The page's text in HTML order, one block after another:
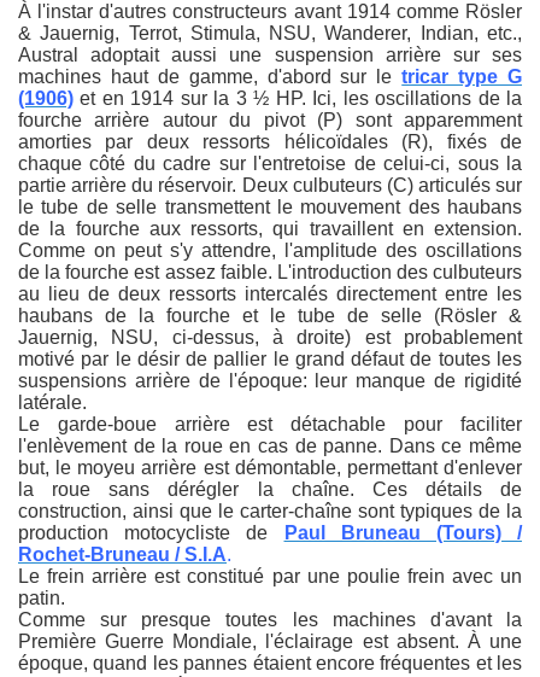
À l'instar d'autres constructeurs avant 1914 comme Rösler
& Jauernig, Terrot, Stimula, NSU, Wanderer, Indian, etc.,
Austral adoptait aussi une suspension arrière sur ses
machines haut de gamme, d'abord sur letricar type G
(1906) et en 1914 sur la 3 ½ HP. Ici, les oscillations de la
fourche arrière autour du pivot (P) sont apparemment
amorties par deux ressorts hélicoïdales (R), fixés de
chaque côté du cadre sur l'entretoise de celui-ci, sous la
partie arrière du réservoir. Deux culbuteurs (C) articulés sur
le tube de selle transmettent le mouvement des haubans
de la fourche aux ressorts, qui travaillent en extension.
Comme on peut s'y attendre, l'amplitude des oscillations
de la fourche est assez faible. L'introduction des culbuteurs
au lieu de deux ressorts intercalés directement entre les
haubans de la fourche et le tube de selle (Rösler &
Jauernig, NSU, ci-dessus, à droite) est probablement
motivé par le désir de pallier le grand défaut de toutes les
suspensions arrière de l'époque: leur manque de rigidité
latérale.
Le garde-boue arrière est détachable pour faciliter
l'enlèvement de la roue en cas de panne. Dans ce même
but, le moyeu arrière est démontable, permettant d'enlever
la roue sans dérégler la chaîne. Ces détails de
construction, ainsi que le carter-chaîne sont typiques de la
production motocycliste de
Paul Bruneau (Tours) /
Rochet-Bruneau / S.I.A.
Le frein arrière est constitué par une poulie frein avec un
patin.
Comme sur presque toutes les machines d'avant la
Première Guerre Mondiale, l'éclairage est absent. À une
époque, quand les pannes étaient encore fréquentes et les